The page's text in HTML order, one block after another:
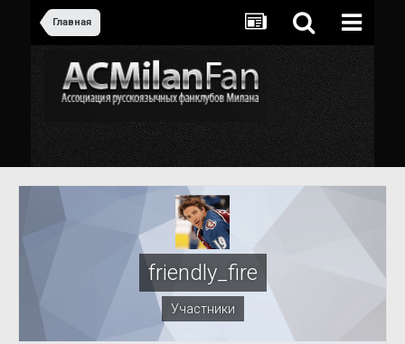
Главная
friendly_fire
Участники